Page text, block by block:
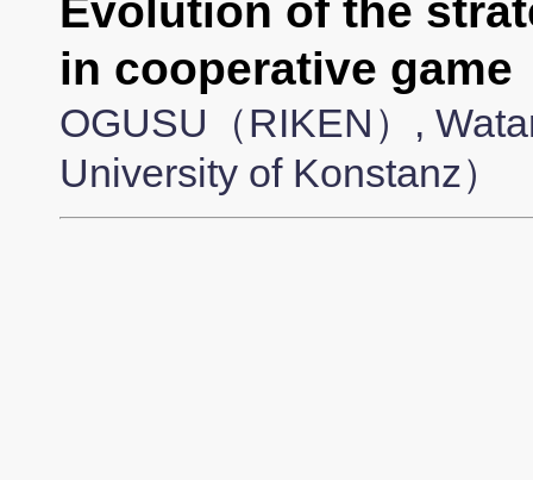
Evolution of the
in cooperative game
OGUSU（RIKEN）,
University of Konstanz）